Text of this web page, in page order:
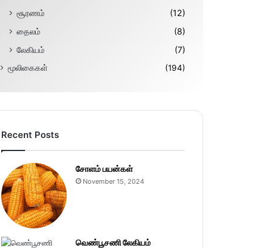
சூரணம்
(12)
தைலம்
(8)
லேகியம்
(7)
மூலிகைகள் (194)
Recent Posts
சோளம் பயன்கள்
November 15, 2024
வெண்பூசணி லேகியம்